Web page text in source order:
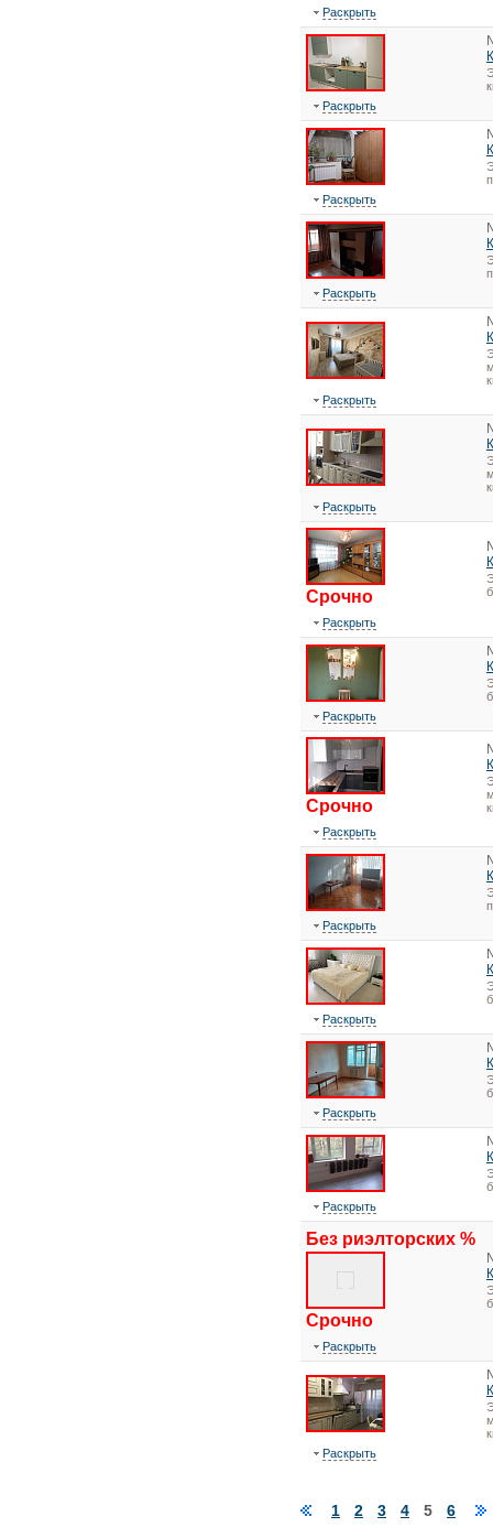
Раскрыть
Раскрыть
Раскрыть
Раскрыть
Раскрыть
Раскрыть
Срочно
Раскрыть
Раскрыть
Срочно
Раскрыть
Раскрыть
Раскрыть
Раскрыть
Раскрыть
Без риэлторских %
Срочно
Раскрыть
Раскрыть
1 2 3 4 5 6